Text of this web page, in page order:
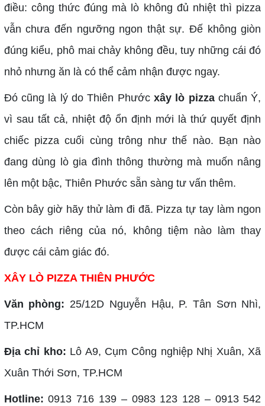
điều: công thức đúng mà lò không đủ nhiệt thì pizza
vẫn chưa đến ngưỡng ngon thật sự. Đế không giòn
đúng kiểu, phô mai chảy không đều, tuy những cái đó
nhỏ nhưng ăn là có thể cảm nhận được ngay.
Đó cũng là lý do Thiên Phước xây lò pizzachuẩn Ý,
vì sau tất cả, nhiệt độ ổn định mới là thứ quyết định
chiếc pizza cuối cùng trông như thế nào. Bạn nào
đang dùng lò gia đình thông thường mà muốn nâng
lên một bậc, Thiên Phước sẵn sàng tư vấn thêm.
Còn bây giờ hãy thử làm đi đã. Pizza tự tay làm ngon
theo cách riêng của nó, không tiệm nào làm thay
được cái cảm giác đó.
XÂY LÒ PIZZA THIÊN PHƯỚC
Văn phòng: 25/12D Nguyễn Hậu, P. Tân Sơn Nhì,
TP.HCM
Địa chỉ kho: Lô A9, Cụm Công nghiệp Nhị Xuân, Xã
Xuân Thới Sơn, TP.HCM
Hotline:0913 716 139 – 0983 123 128 – 0913 542